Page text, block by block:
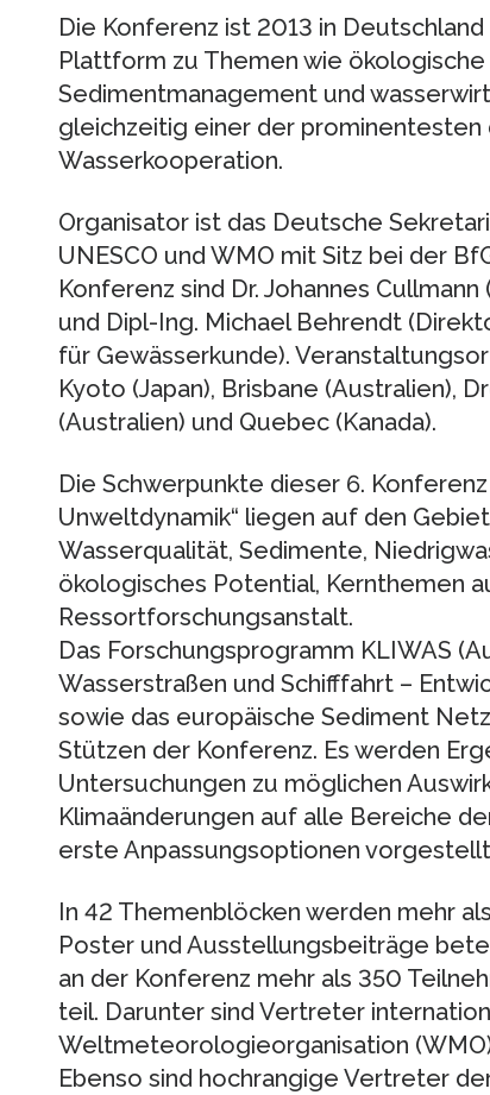
Die Konferenz ist 2013 in
Plattform zu Themen wie
Sedimentmanagement und
gleichzeitig einer der
Wasserkooperation.
Organisator ist das Deutsche
UNESCO und WMO mit Sitz bei der
Konferenz sind Dr. Johannes
und Dipl-Ing. Michael Behrendt
für Gewässerkunde).
Kyoto (Japan), Brisbane (Australien),
(Australien) und Quebec (Kanada).
Die Schwerpunkte dieser 6.
Unweltdynamik“ liegen auf den
Wasserqualität, Sedimente,
ökologisches Potential, Kernthemen
Ressortforschungsanstalt.
Das Forschungsprogramm KLIWAS
Wasserstraßen und Schifffahrt –
sowie das europäische Sediment
Stützen der Konferenz. Es werden
Untersuchungen zu möglichen
Klimaänderungen auf alle Bereiche
erste Anpassungsoptionen
In 42 Themenblöcken werden mehr
Poster und Ausstellungsbeiträge
an der Konferenz mehr als 350
teil. Darunter sind Vertreter
Weltmeteorologieorganisation
Ebenso sind hochrangige Vertreter